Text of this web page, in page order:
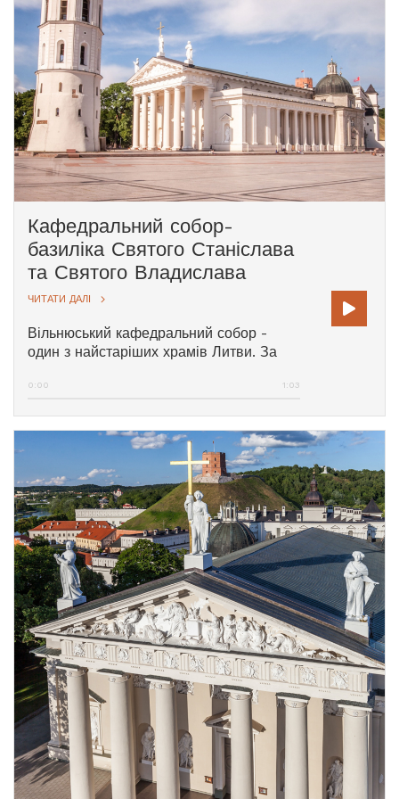
Кафедральний собор-
базиліка Святого Станіслава
та Святого Владислава
ЧИТАТИ ДАЛІ
Вільнюський кафедральний собор -
один з найстаріших храмів Литви. За
неодноразово перебудовувався, а
століття (архітектор Лауринас
Гуцевічюс). З 1387 року і до середини
20 століття собор безперервно служив
вірянам. Під час періоду радянської
окупації, з 1949 по 1989 рік, собор був
закритий для богослужінь і
перетворений на картинну галерею.
Лише у 1988 році він був повернутий
вірянам і урочисто освячений 5 лютого
1989 року. Сьогодні про багату історію
Кафедрального собору свідчать
епітафії, надгробки, меморіальні дошки,
твори мистецтва, ювелірні вироби та
скульптури різних періодів, що
збереглися всередині.
0:00 1:03